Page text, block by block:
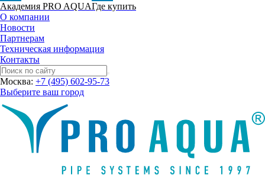
Академия PRO AQUAГде купить
О компании
Новости
Партнерам
Техническая информация
Контакты
Москва: +7 (495) 602-95-73
Выберите ваш город